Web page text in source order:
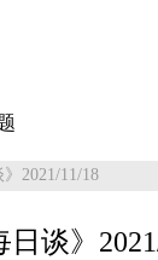
2021/11/18
谈》